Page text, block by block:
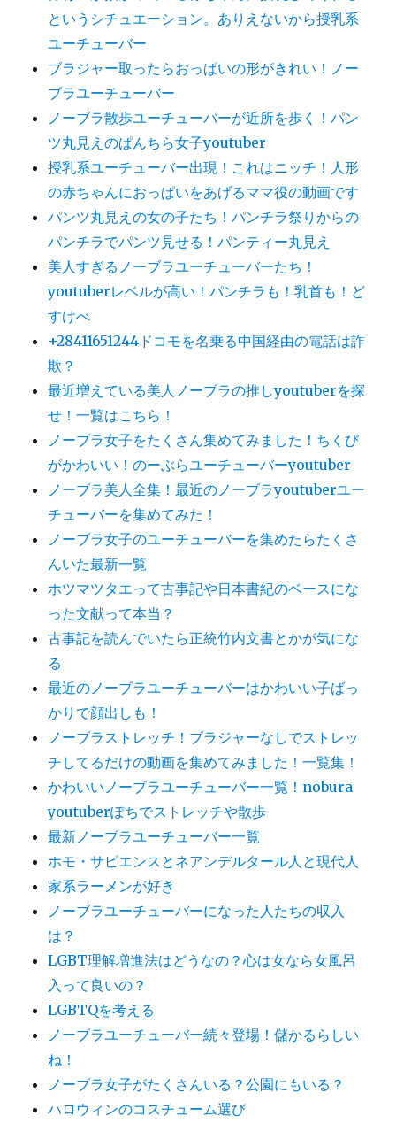
というシチュエーション。ありえないから授乳系
ユーチューバー
ブラジャー取ったらおっぱいの形がきれい！ノー
ブラユーチューバー
ノーブラ散歩ユーチューバーが近所を歩く！パン
ツ丸見えのぱんちら女子youtuber
授乳系ユーチューバー出現！これはニッチ！人形
の赤ちゃんにおっぱいをあげるママ役の動画です
パンツ丸見えの女の子たち！パンチラ祭りからの
パンチラでパンツ見せる！パンティー丸見え
美人すぎるノーブラユーチューバーたち！
youtuberレベルが高い！パンチラも！乳首も！ど
すけべ
+28411651244ドコモを名乗る中国経由の電話は詐
欺？
最近増えている美人ノーブラの推しyoutuberを探
せ！一覧はこちら！
ノーブラ女子をたくさん集めてみました！ちくび
がかわいい！のーぶらユーチューバーyoutuber
ノーブラ美人全集！最近のノーブラyoutuberユー
チューバーを集めてみた！
ノーブラ女子のユーチューバーを集めたらたくさ
んいた最新一覧
ホツマツタエって古事記や日本書紀のベースにな
った文献って本当？
古事記を読んでいたら正統竹内文書とかが気にな
る
最近のノーブラユーチューバーはかわいい子ばっ
かりで顔出しも！
ノーブラストレッチ！ブラジャーなしでストレッ
チしてるだけの動画を集めてみました！一覧集！
かわいいノーブラユーチューバー一覧！nobura
youtuberぽちでストレッチや散歩
最新ノーブラユーチューバー一覧
ホモ・サピエンスとネアンデルタール人と現代人
家系ラーメンが好き
ノーブラユーチューバーになった人たちの収入
は？
LGBT理解増進法はどうなの？心は女なら女風呂
入って良いの？
LGBTQを考える
ノーブラユーチューバー続々登場！儲かるらしい
ね！
ノーブラ女子がたくさんいる？公園にもいる？
ハロウィンのコスチューム選び